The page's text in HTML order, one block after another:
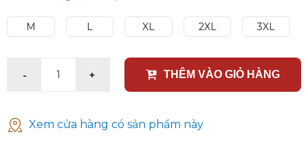
M L XL 2XL 3XL
- 1 + THÊM VÀO GIỎ HÀNG
Xem cửa hàng có sản phẩm này